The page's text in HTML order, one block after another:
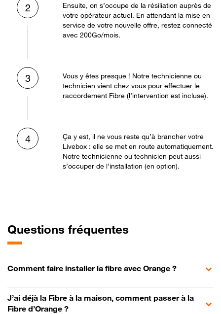
2
Ensuite, on s’occupe de la résiliation auprès de
votre opérateur actuel. En attendant la mise en
service de votre nouvelle offre, restez connecté
avec 200Go/mois.
3
Vous y êtes presque ! Notre technicienne ou
technicien vient chez vous pour effectuer le
raccordement Fibre (l’intervention est incluse).
4
Ça y est, il ne vous reste qu’à brancher votre
Livebox : elle se met en route automatiquement.
Notre technicienne ou technicien peut aussi
s’occuper de l’installation (en option).
Questions fréquentes
Comment faire installer la fibre avec Orange ?
J’ai déjà la Fibre à la maison, comment passer à la
Fibre d’Orange ?